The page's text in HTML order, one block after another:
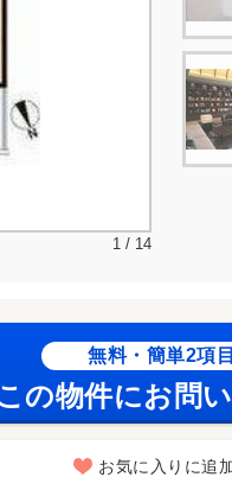
1 / 14
無料・簡単2項
の物件にお問
お気に入りに追